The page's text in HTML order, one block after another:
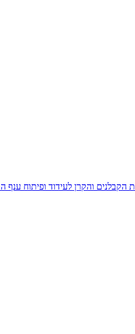
והקרן לעידוד ופיתוח ענף